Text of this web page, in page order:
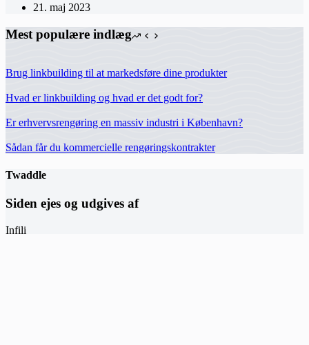
21. maj 2023
Mest populære indlæg
Brug linkbuilding til at markedsføre dine produkter
Hvad er linkbuilding og hvad er det godt for?
Er erhvervsrengøring en massiv industri i København?
Sådan får du kommercielle rengøringskontrakter
Twaddle
Siden ejes og udgives af
Infili